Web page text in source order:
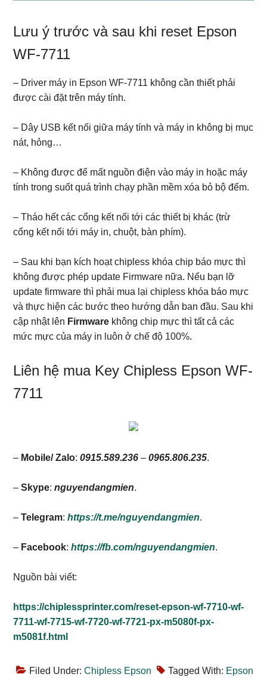
Lưu ý trước và sau khi reset Epson
WF-7711
– Driver máy in Epson WF-7711 không cần thiết phải
được cài đặt trên máy tính.
– Dây USB kết nối giữa máy tính và máy in không bị mục
nát, hỏng…
– Không được để mất nguồn điện vào máy in hoặc máy
tính trong suốt quá trình chạy phần mềm xóa bỏ bộ đếm.
– Tháo hết các cổng kết nối tới các thiết bị khác (trừ
cổng kết nối tới máy in, chuột, bàn phím).
– Sau khi bạn kích hoạt chipless khóa chip báo mực thì
không được phép update Firmware nữa. Nếu bạn lỡ
update firmware thì phải mua lại chipless khóa báo mực
và thực hiện các bước theo hướng dẫn ban đầu. Sau khi
cập nhật lên Firmware không chip mực thì tất cả các
mức mực của máy in luôn ở chế độ 100%.
Liên hệ mua Key Chipless Epson WF-
7711
– Mobile/ Zalo:0915.589.236 –0965.806.235.
–Skype:nguyendangmien.
–Telegram:https://t.me/nguyendangmien.
– Facebook:https://fb.com/nguyendangmien.
Nguồn bài viết:
https://chiplessprinter.com/reset-epson-wf-7710-wf-
7711-wf-7715-wf-7720-wf-7721-px-m5080f-px-
m5081f.html
Filed Under:Chipless Epson Tagged With: Epson